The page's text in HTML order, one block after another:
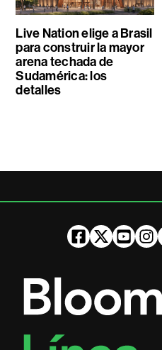
Live Nation elige a Brasil
para construir la mayor
arena techada de
Sudamérica: los
detalles